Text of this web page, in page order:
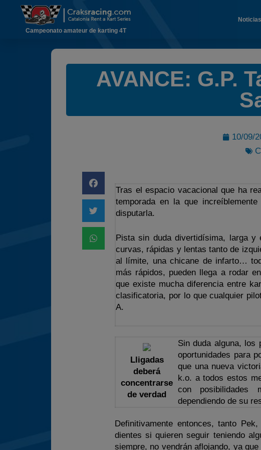
Campeonato amateur de karting 4T
Noticias
AVANCE: G.P.
10/09/
Tras el espacio vacacional que ha
temporada en la que
disputarla.
Pista sin duda divertidísima, larga y
curvas, rápidas y lentas tanto de
al límite, una chicane de infarto…
más rápidos, pueden llega a rodar
que existe mucha diferencia entre
clasificatoria, por lo que cualquier
A.
Lligadas
deberá
concentrarse
de verdad
Sin duda alguna, los
oportunidades para
que una nueva
k.o. a todos estos
con posibilidades
dependiendo de su
Definitivamente entonces, tanto
dientes si quieren seguir teniendo
siempre, no vendrán aflojando, ya